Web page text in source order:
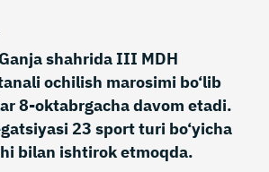
shahrida III MDH
ochilish marosimi bo‘lib
8-oktabrgacha davom etadi.
23 sport turi bo‘yicha
bilan ishtirok etmoqda.